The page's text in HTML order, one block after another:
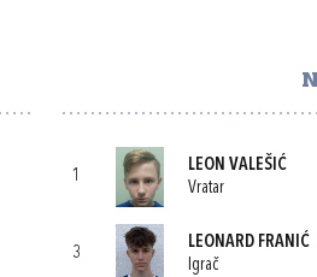
1
LEON VALEŠIĆ
Vratar
3
LEONARD FRANIĆ
Igrač